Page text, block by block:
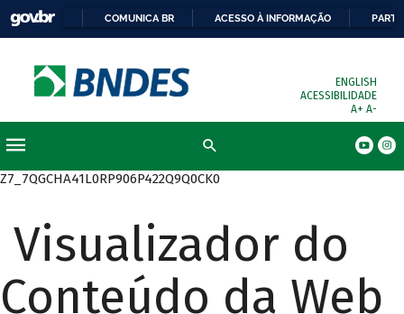
COMUNICA BR ACESSO À INFORMAÇÃO
ENGLISH
ACESSIBILIDADE
A+ A-
Z7_7QGCHA41L0RP906P422Q9Q0CK0
Visualizador do
Conteúdo da Web